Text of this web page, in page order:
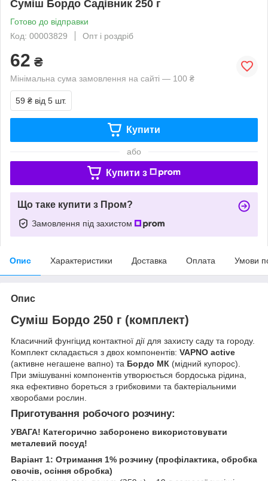
Суміш Бордо Садівник 250 г
Готово до відправки
Код: 00003829
Опт і роздріб
62 ₴
Мінімальна сума замовлення на сайті — 100 ₴
59 ₴ від 5 шт.
Купити
або
Купити з
Що таке купити з Пром?
Замовлення під захистом
Опис Характеристики Доставка Оплата Умови
Опис
Суміш Бордо 250 г (комплект)
Класичний фунгіцид контактної дії для захисту саду та городу.
Комплект складається з двох компонентів: VAPNO active
(активне негашене вапно) та Бордо МК (мідний купорос).
При змішуванні компонентів утворюється бордоська рідина,
яка ефективно бореться з грибковими та бактеріальними
хворобами рослин.
Приготування робочого розчину:
УВАГА! Категорично заборонено використовувати
металевий посуд!
Варіант 1: Отримання 1% розчину (профілактика, обробка
овочів, осіння обробка)